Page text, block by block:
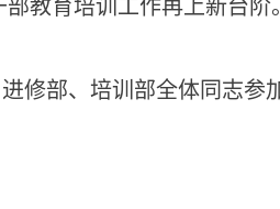
教育培训工作再上新台阶。
修部、培训部全体同志参